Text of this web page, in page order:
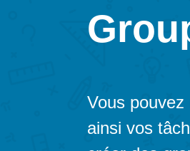
Vous
ainsi vos